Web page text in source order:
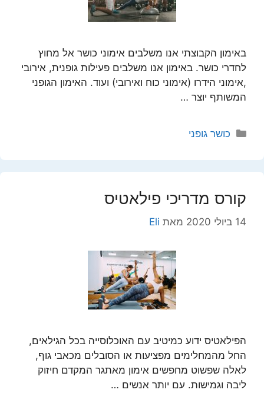
באימון הקבוצתי אנו משלבים אימוני כושר אל מחוץ
לחדרי כושר. באימון אנו משלבים פעילות גופנית, אירובי
,אימוני הידרו (אימוני כוח ואירובי) ועוד. האימון הגופני
המשותף יוצר …
קטגוריות
כושר גופני
קורס מדריכי פילאטיס
14 ביולי 2020 מאת Eli
הפילאטיס ידוע כמיטיב עם האוכלוסייה בכל הגילאים,
החל מהמחלימים מפציעות או הסובלים מכאבי גוף,
לאלה שפשוט מחפשים אימון מאתגר המקדם חיזוק
ליבה וגמישות. עם יותר אנשים …